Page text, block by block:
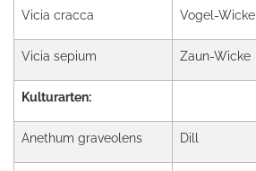
Vicia cracca Vogel-Wicke
Vicia sepium Zaun-Wicke
Kulturarten:
Anethum graveolens Dill